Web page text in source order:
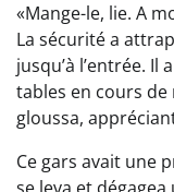
«Mange-le, lie. A
La sécurité a
jusqu’à l’entrée.
tables en cours
gloussa,
Ce gars avait une